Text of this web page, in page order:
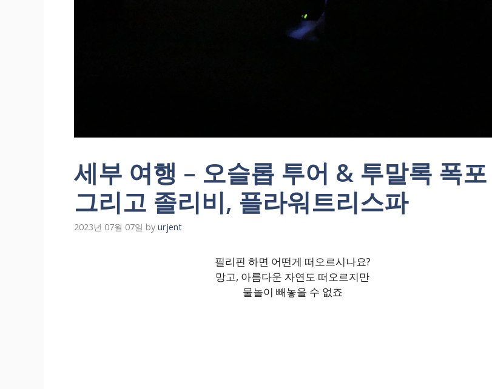
세부 여행 – 오슬롭 투어 & 투말록 폭포
그리고 졸리비, 플라워트리스파
2023년 07월 07일 by urjent
필리핀 하면 어떤게 떠오르시나요?
망고, 아름다운 자연도 떠오르지만
물놀이 빼놓을 수 없죠